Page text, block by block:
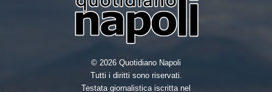
© 2026 Quotidiano Napoli
Tutti i diritti sono riservati.
Testata giornalistica iscritta nel